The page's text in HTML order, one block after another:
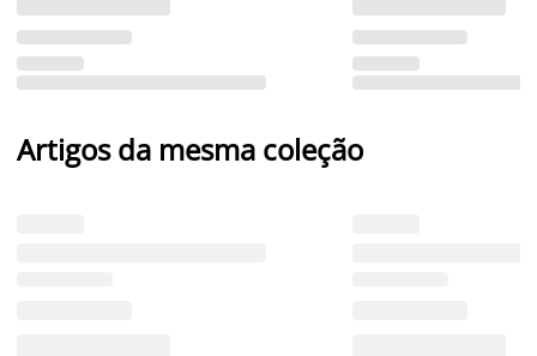
Artigos da mesma coleção